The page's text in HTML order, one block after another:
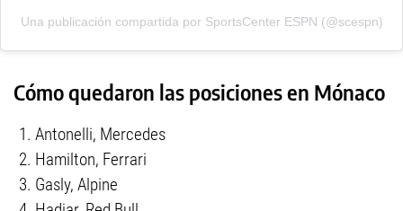
Una publicación compartida por SportsCenter ESPN (@scespn)
Cómo quedaron las posiciones en Mónaco
Antonelli, Mercedes
Hamilton, Ferrari
Gasly, Alpine